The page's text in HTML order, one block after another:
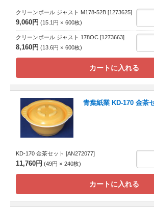
クリーンボール ジャスト M178-52B [1273625]
9,060円 15.1円 600枚
クリーンボール ジャスト 178OC [1273663]
8,160円 13.6円 600枚
カートに入れる
青葉紙業 KD-170 金茶
KD-170 金茶セット [AN272077]
11,760円 49円 240枚
カートに入れる